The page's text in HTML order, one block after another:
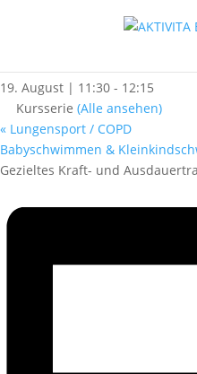
19. August | 11:30 - 12:15
Kursserie (Alle ansehen)
« Lungensport / COPD
Babyschwimmen &
Gezieltes Kraft- und